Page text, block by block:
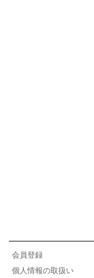
会員登録
個人情報の取扱い